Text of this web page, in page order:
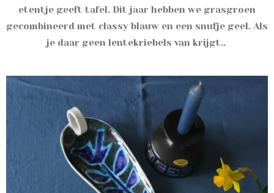
etentje geeft tafel. Dit jaar hebben we grasgroen
gecombineerd met classy blauw en een snufje geel. Als
je daar geen lentekriebels van krijgt..